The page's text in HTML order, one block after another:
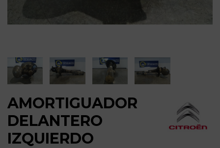
AMORTIGUADOR
DELANTERO
IZQUIERDO